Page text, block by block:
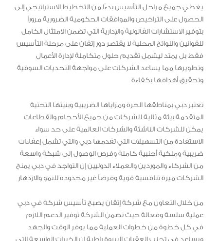
يغطي جميع مراحل التأسيس بدءًا من التخطيط الاستراتيجي إلى
الحصول على التراخيص والموافقات الحكومية الضرورية مروراً
بتوفير الاستشارات القانونية والإدارية التي تضمن الامتثال الكامل
للقوانين واللوائح المحلية لا يقتصر دور إتقان على مرحلة التأسيس
فقط بل يمتد ليشمل تقديم حلول متكاملة لإدارة الأعمال
وتطويرها مما يساعد الشركات على مواجهة التحديات السوقية
وتحقيق أهدافها بكفاءة
تعتبر دبي بمناطقها الحرة ومزاياها الضريبية وبنيتها التحتية
المتقدمة بيئة مثالية للشركات من جميع الأحجام والقطاعات
يمكن للشركات الناشئة والشركات العالمية على حد سواء
الاستفادة من التسهيلات التي تقدمها دبي والتي تشمل إعفاءات
ضريبية وملكية أجنبية كاملة وفرص الوصول إلى شبكة واسعة
من الشركاء والموردين والعملاء الدوليين إن التواجد في دبي يمنح
الشركات ميزة تنافسية قوية وفرصاً غير محدودة للنمو والازدهار
من خلال التعاون مع شركة إتقان يصبح تأسيس شركة في دبي
عملية سلسة وفعالة حيث تضمن الشركة توفير الدعم اللازم
في كل خطوة من خطوات العملية مما يوفر الوقت والجهد